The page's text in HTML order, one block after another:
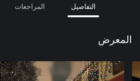
التفاصيل المراجعات
المعرض